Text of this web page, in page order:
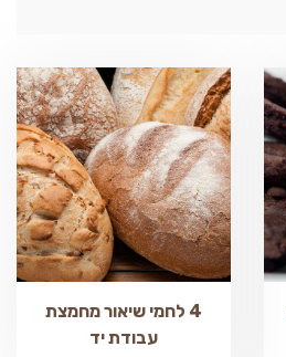
4 לחמי שיאור מחמצת
עבודת יד